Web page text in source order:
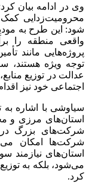
وی در ادامه بیان
محرومیت‌زدایی کمک
شود: این طرح به
واقعی منطقه را
پروژه‌هایی مانند
توجه ویژه هستند،
عدالت در توزیع
اجتماعی خود نیز
سیاوشی با اشاره به
استان‌های مرزی و
شرکت‌های بزرگ در
شرکت‌ها امکان
استان‌های نیازمند
می‌شود، بلکه به
کرد.